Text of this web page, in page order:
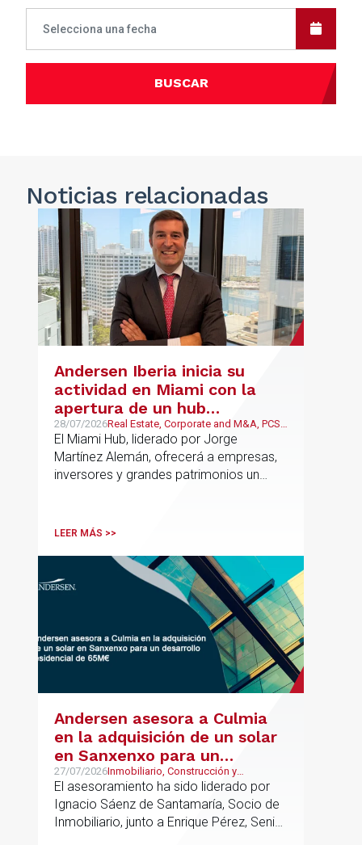
BUSCAR
Noticiasrelacionadas
Andersen Iberia inicia su
actividad en Miami con la
apertura de un hub
estratégico para reforzar el
asesoramiento fiscal, legal y
patrimonial conectando
Europa y Latinoamérica
28/07/2026Real Estate, Corporate and M&A, PCS,
Wealth Management & Family
Business
El Miami Hub, liderado por Jorge
Martínez Alemán, ofrecerá a empresas,
inversores y grandes patrimonios un
Latinoamérica y otros mercados
LEER MÁS >>
Andersen asesora a Culmia
en la adquisición de un solar
en Sanxenxo para un
desarrollo residencial de
65M€
27/07/2026Inmobiliario, Construcción y
Urbanismo
El asesoramiento ha sido liderado por
Ignacio Sáenz de Santamaría, Socio de
Inmobiliario, junto a Enrique Pérez, Senior